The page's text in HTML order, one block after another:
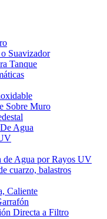
Suavizador
Tanque
Sobre Muro
Agua
de Agua por Rayos UV
cuarzo, balastros
Caliente
Directa a Filtro